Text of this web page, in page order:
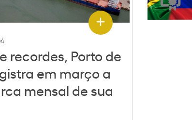
recordes, Porto de
em março a
mensal de sua